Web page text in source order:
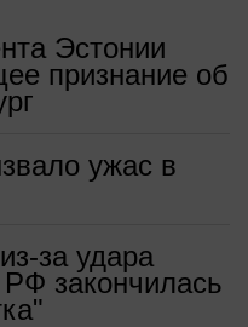
Эстонии
признание об
ужас в
за удара
закончилась